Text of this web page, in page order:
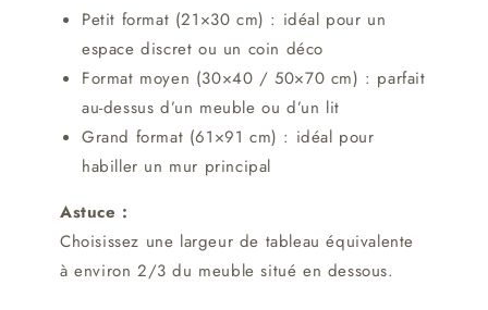
Petit format (21×30 cm) : idéal pour un
espace discret ou un coin déco
Format moyen (30×40 / 50×70 cm) : parfait
au-dessus d’un meuble ou d’un lit
Grand format (61×91 cm) : idéal pour
habiller un mur principal
Astuce :
Choisissez une largeur de tableau équivalente
à environ 2/3 du meuble situé en dessous.